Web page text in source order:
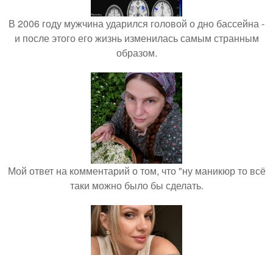
В 2006 году мужчина ударился головой о дно бассейна -
и после этого его жизнь изменилась самым странным
образом.
Мой ответ на комментарий о том, что "ну маникюр то всё
таки можно было бы сделать.